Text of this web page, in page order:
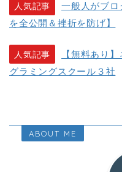
人気記事
一般人がブ
を全公開＆挫折を防げ】
人気記事
【無料あり
グラミングスクール３社
ABOUT ME